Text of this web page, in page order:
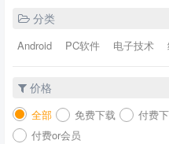
分类
Android PC软件 电子技术
价格
全部 免费下载 付费
付费or会员